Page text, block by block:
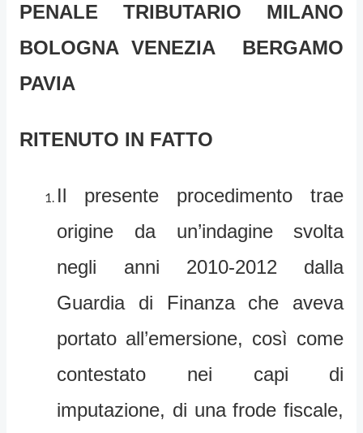
PENALE TRIBUTARIO MILANO
BOLOGNA VENEZIA BERGAMO
PAVIA
RITENUTO IN FATTO
Il presente procedimento trae
origine da un’indagine svolta
negli anni 2010-2012 dalla
Guardia di Finanza che aveva
portato all’emersione, così come
contestato nei capi di
imputazione, di una frode fiscale,